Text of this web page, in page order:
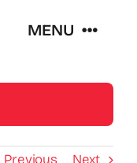
MENU
Reis Zonder Zorgen
Previous Next